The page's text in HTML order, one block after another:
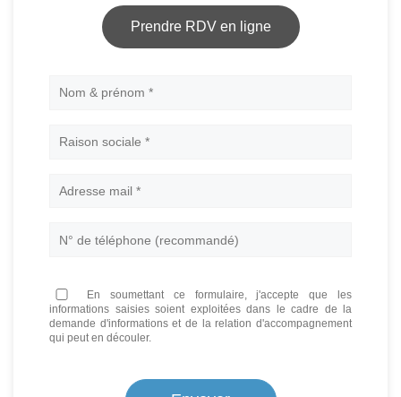
Prendre RDV en ligne
Nom
En soumettant ce formulaire, j'accepte que les
informations saisies soient exploitées dans le cadre de la
demande d'informations et de la relation d'accompagnement
qui peut en découler.